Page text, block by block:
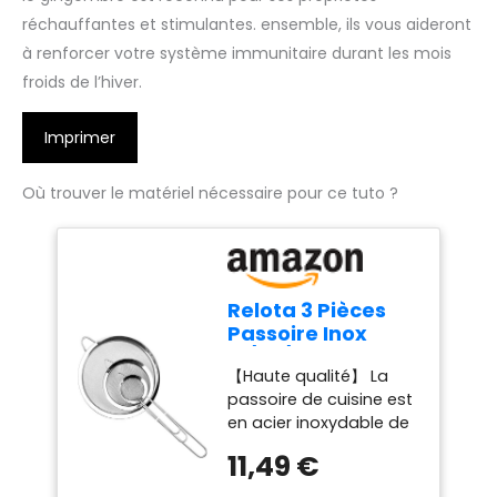
réchauffantes et stimulantes. ensemble, ils vous aideront
à renforcer votre système immunitaire durant les mois
froids de l’hiver.
Imprimer
Où trouver le matériel nécessaire pour ce tuto ?
Relota 3 Pièces
Passoire Inox
Tamis Cuisine
avec Poignée,
Métal Tamis
Maille Fine, Filtre
pour Égoutter
【Haute qualité】 La
passoire de cuisine est
en acier inoxydable de
antirouille,
11,49 €